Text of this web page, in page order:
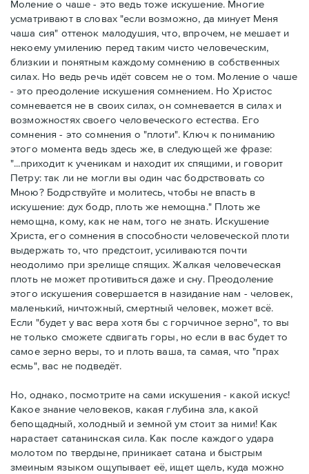
Моление о чаше - это ведь тоже искушение. Многие
усматривают в словах "если возможно, да минует Меня
чаша сия" оттенок малодушия, что, впрочем, не мешает и
некоему умилению перед таким чисто человеческим,
близкии и понятным каждому сомнению в собственных
силах. Но ведь речь идёт совсем не о том. Моление о чаше
- это преодоление искушения сомнением. Но Христос
сомневается не в своих силах, он сомневается в силах и
возможностях своего человеческого естества. Его
сомнения - это сомнения о "плоти". Ключ к пониманию
этого момента ведь здесь же, в следующей же фразе:
"...приходит к ученикам и находит их спящими, и говорит
Петру: так ли не могли вы один час бодрствовать со
Мною? Бодрствуйте и молитесь, чтобы не впасть в
искушение: дух бодр, плоть же немощна." Плоть же
немощна, кому, как не нам, того не знать. Искушение
Христа, его сомнения в способности человеческой плоти
выдержать то, что предстоит, усиливаются почти
неодолимо при зрелище спящих. Жалкая человеческая
плоть не может противиться даже и сну. Преодоление
этого искушения совершается в назидание нам - человек,
маленький, ничтожный, смертный человек, может всё.
Если "будет у вас вера хотя бы с горчичное зерно", то вы
не только сможете сдвигать горы, но если в вас будет то
самое зерно веры, то и плоть ваша, та самая, что "прах
есмь", вас не подведёт.
Но, однако, посмотрите на сами искушения - какой искус!
Какое знание человеков, какая глубина зла, какой
бепощадный, холодный и земной ум стоит за ними! Как
нарастает сатанинская сила. Как после каждого удара
молотом по твердыне, приникает сатана и быстрым
змеиным языком ощупывает её, ищет щель, куда можно